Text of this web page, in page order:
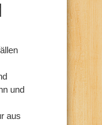
und
aus